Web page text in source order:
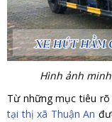
Hình ảnh
Từ những mục tiêu
tại thị xã Thuận An